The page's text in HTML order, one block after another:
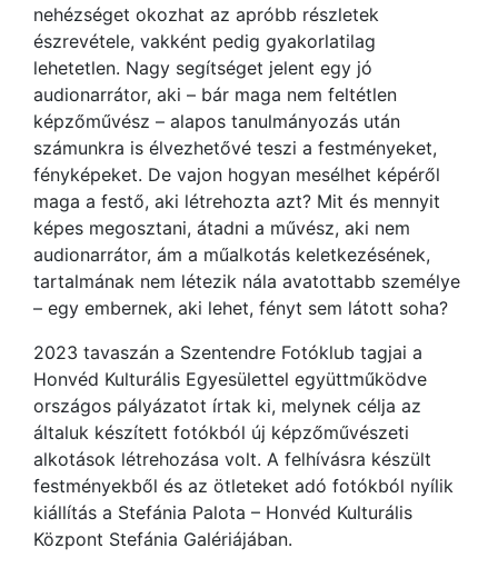
nehézséget okozhat az apróbb részletek
észrevétele, vakként pedig gyakorlatilag
lehetetlen. Nagy segítséget jelent egy jó
audionarrátor, aki – bár maga nem feltétlen
képzőművész – alapos tanulmányozás után
számunkra is élvezhetővé teszi a festményeket,
fényképeket. De vajon hogyan mesélhet képéről
maga a festő, aki létrehozta azt? Mit és mennyit
képes megosztani, átadni a művész, aki nem
audionarrátor, ám a műalkotás keletkezésének,
tartalmának nem létezik nála avatottabb személye
– egy embernek, aki lehet, fényt sem látott soha?
2023 tavaszán a Szentendre Fotóklub tagjai a
Honvéd Kulturális Egyesülettel együttműködve
országos pályázatot írtak ki, melynek célja az
általuk készített fotókból új képzőművészeti
alkotások létrehozása volt. A felhívásra készült
festményekből és az ötleteket adó fotókból nyílik
kiállítás a Stefánia Palota – Honvéd Kulturális
Központ Stefánia Galériájában.